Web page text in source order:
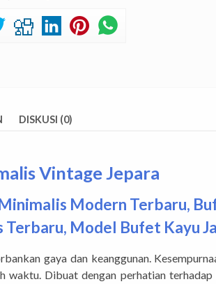
DISKUSI (0)
Vintage Jepara
Modern Terbaru,
Terbaru, Model Bufet Kayu
gaya dan keanggunan.
Dibuat dengan perhatian